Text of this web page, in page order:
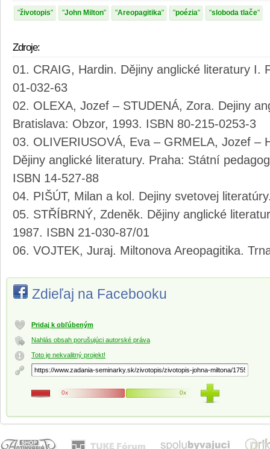
životopis John Milton Areopagitika poézia sloboda tlače
Zdroje:
CRAIG, Hardin. Dějiny anglické literatury I.
01-032-63
OLEXA, Jozef – STUDENÁ, Zora. Dejiny
Bratislava: Obzor, 1993. ISBN 80-215-0253-3
OLIVERIUSOVÁ, Eva – GRMELA, Jozef –
Dějiny anglické literatury. Praha: Státní
ISBN 14-527-88
PIŠÚT, Milan a kol. Dejiny svetovej
STŘÍBRNÝ, Zdeněk. Dějiny anglické
1987. ISBN 21-030-87/01
VOJTEK, Juraj. Miltonova Areopagitika.
Zdieľaj na Facebooku
Pridaj k obľúbeným
Nahlás obsah porušujúci autorské práva
Toto je nekvalitný projekt!
0x 0x